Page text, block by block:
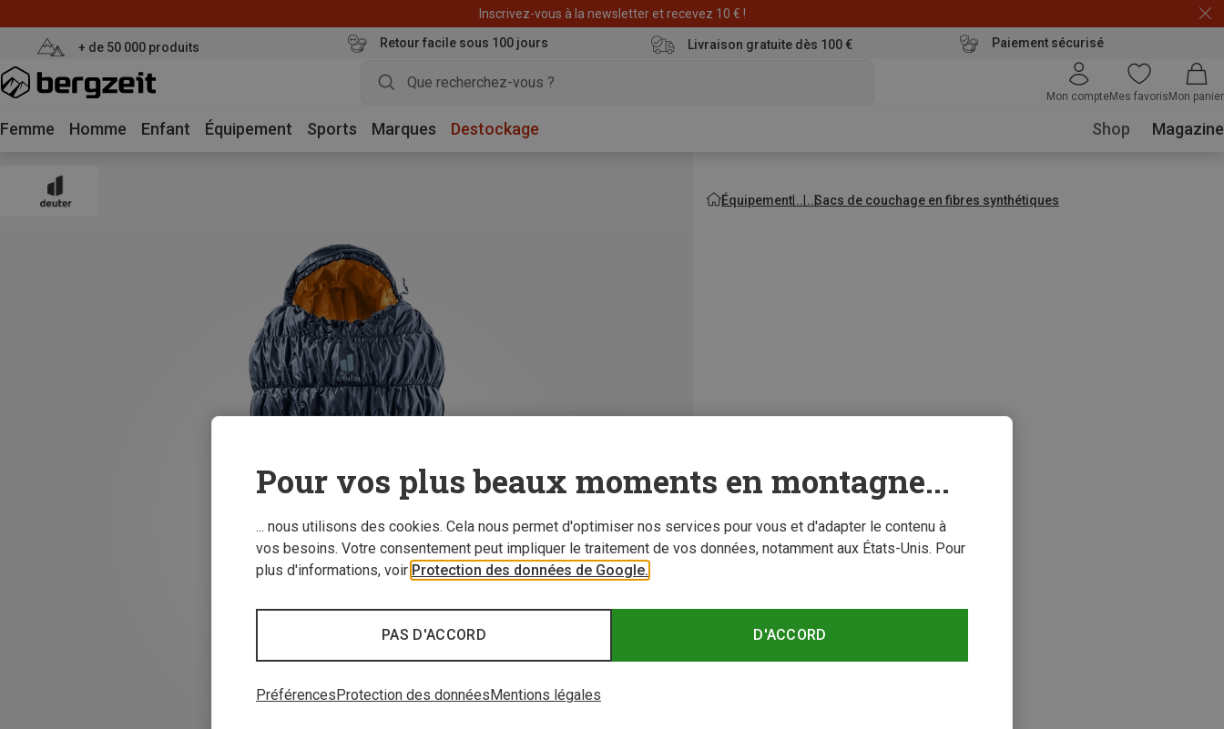
Inscrivez-vous à la newsletter et recevez 10 € !
Déstockage : 20 € offerts avec le code END20
+ de 50 000 produits Retour facile sous 100 jours Livraison gratuite dès 100 € Paiement sécurisé
Mon compteMes favoris Mon panier
Femme Homme Enfant Équipement Sports Marques Destockage Shop Magazine
Équipement Sacs de couchage en fibres synthétiques
Pour vos plus beaux moments en montagne...
... nous utilisons des cookies. Cela nous permet d'optimiser nos services pour vous et d'adapter le contenu à
vos besoins. Votre consentement peut impliquer le traitement de vos données, notamment aux États-Unis. Pour
plus d'informations, voir Protection des données de Google.
D'ACCORD
PAS D'ACCORD
Préférences Protection des données Mentions légales